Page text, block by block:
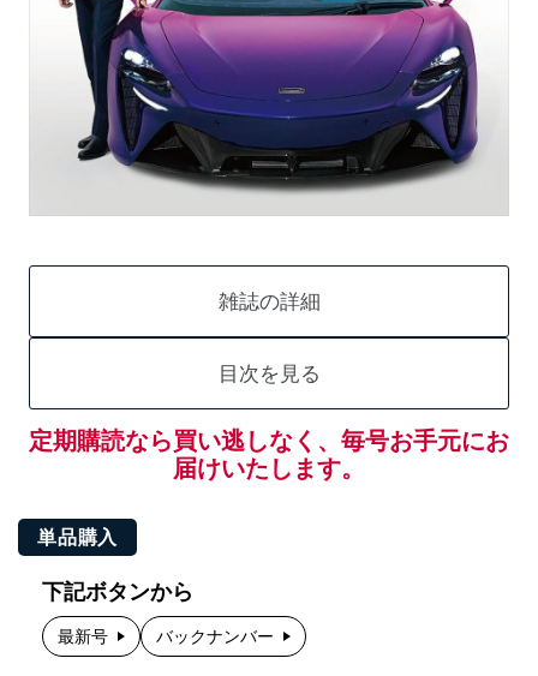
雑誌の詳細
目次を見る
定期購読なら買い逃しなく、毎号お手元にお
届けいたします。
単品購入
下記ボタンから
最新号 バックナンバー